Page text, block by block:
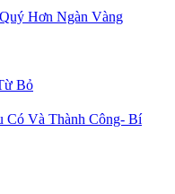
Hơn Ngàn Vàng
Bỏ
Có Và Thành Công- Bí